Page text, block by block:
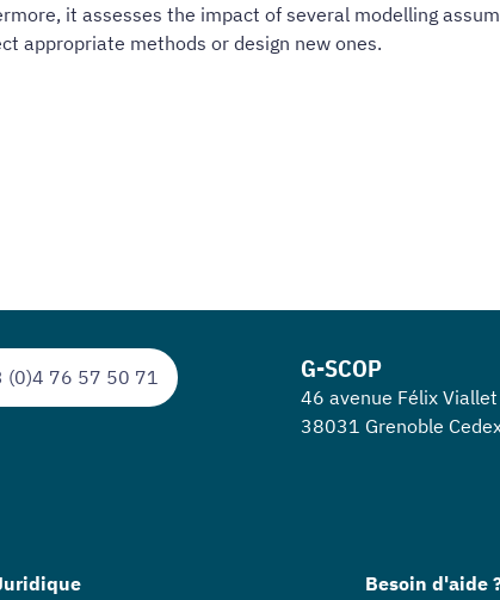
it assesses the impact of several modelling
appropriate methods or design new ones.
(0)4 76 57 50 71 G-SCOP
46 avenue Félix Viallet
38031 Grenoble
Besoin d'aide